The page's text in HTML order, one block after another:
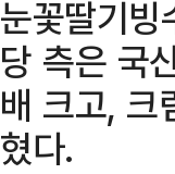
눈꽃딸기
당 측은 국
배 크고, 크
혔다.